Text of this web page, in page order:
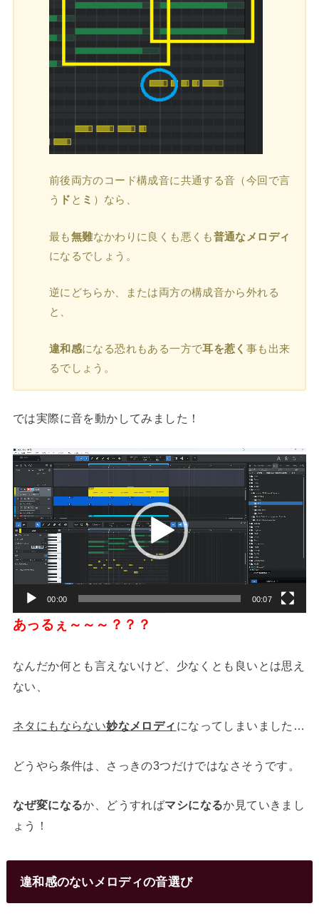
前後両方のコード構成音に共通する音（今回で言
う ド と ミ ）なら、
最も無難なかわりに良くも悪くも普通なメロディ
になるでしょう。
逆にどちらか、または両方の構成音から外れる
と、
違和感になる恐れもある一方で耳を惹く 事も出来
るでしょう。
では実際に音を動かしてみました！
動
プ
レ
ー
ヤ
00:00 00:07
あっるぇ～～～？？？
なんだか何とも言えないけど、少なくとも良いとは思え
ない、
ネタにもならない妙なメロディ になってしまいました…
どうやら条件は、さっきの3つだけではなさそうです。
なぜ変になるか、どうすればマシになるか見ていきまし
ょう！
違和感のないメロディの音選び